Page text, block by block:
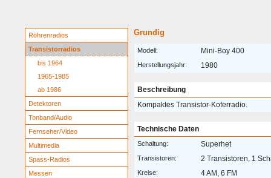
Röhrenradios
Transistorradios
bis 1964
1965-1985
ab 1986
Detektoren
Tonband/Audio
Fernseher/Video
Multimedia
Spass-Radios
Messen
Grundig
Modell: Mini-Boy 400
Herstellungsjahr: 1980
Beschreibung
Kompaktes Transistor-Koferradio.
Technische Daten
Schaltung: Superhet
Transistoren: 2 Transistoren, 1
Kreise: 4 AM, 6 FM